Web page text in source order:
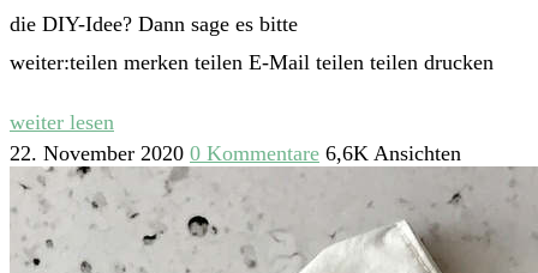
die DIY-Idee? Dann sage es bitte
weiter:teilen merken teilen E-Mail teilen teilen drucken
weiter lesen
22. November 2020 0 Kommentare 6,6K Ansichten